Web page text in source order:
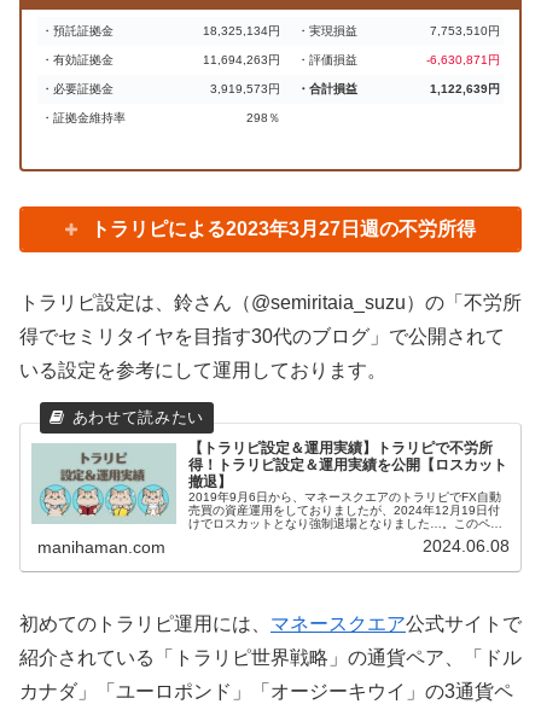
・預託証拠金 18,325,134円 ・実現損益 7,753,510円
・有効証拠金 11,694,263円 ・評価損益 -6,630,871円
・必要証拠金 3,919,573円 ・合計損益 1,122,639円
・証拠金維持率 298％
トラリピによる2023年3月27日週の不労所得
トラリピ設定は、鈴さん（@semiritaia_suzu）の「不労所
得でセミリタイヤを目指す30代のブログ」で公開されて
いる設定を参考にして運用しております。
【トラリピ設定＆運用実績】トラリピで不労所
得！トラリピ設定＆運用実績を公開【ロスカット
撤退】
2019年9月6日から、マネースクエアのトラリピでFX自動
売買の資産運用をしておりましたが、2024年12月19日付
けでロスカットとなり強制退場となりました…。このペー
manihaman.com 2024.06.08
初めてのトラリピ運用には、 マネースクエア公式サイトで
紹介されている「トラリピ世界戦略」の通貨ペア、「ドル
カナダ」「ユーロポンド」「オージーキウイ」の3通貨ペ